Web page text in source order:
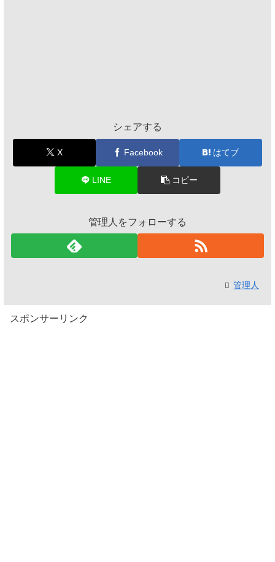
シェアする
X Facebook はてブ
LINE コピー
管理人をフォローする
管理人
スポンサーリンク